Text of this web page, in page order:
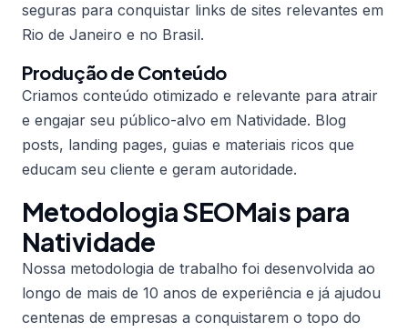
seguras para conquistar links de sites relevantes em
Rio de Janeiro e no Brasil.
Produção de Conteúdo
Criamos conteúdo otimizado e relevante para atrair
e engajar seu público-alvo em Natividade. Blog
posts, landing pages, guias e materiais ricos que
educam seu cliente e geram autoridade.
Metodologia SEOMais para
Natividade
Nossa metodologia de trabalho foi desenvolvida ao
longo de mais de 10 anos de experiência e já ajudou
centenas de empresas a conquistarem o topo do